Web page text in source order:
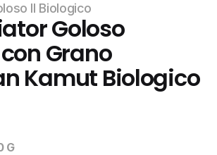
Il Biologico
Goloso
Grano
Kamut Biologico
G